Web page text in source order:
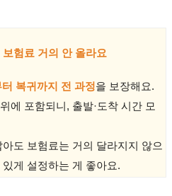
험료 거의 안 올라요
복귀까지 전 과정을 보장해요.
에 포함되니, 출발·도착 시간 모
도 보험료는 거의 달라지지 않으
게 설정하는 게 좋아요.